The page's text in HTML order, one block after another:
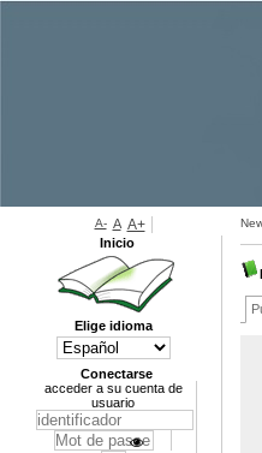
A- A A+
Inicio
Elige idioma
Conectarse
acceder a su cuenta de
usuario